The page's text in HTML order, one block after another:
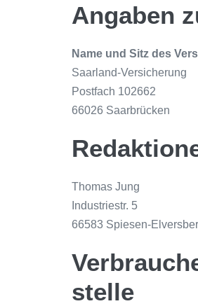
Angaben
Name und Sitz des
Saarland-Versicherung
Postfach 102662
66026 Saarbrücken
Thomas Jung
Industriestr. 5
66583 Spiesen-
stelle